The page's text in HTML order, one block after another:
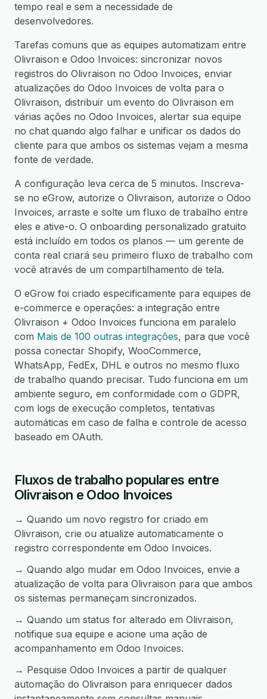
tempo real e sem a necessidade de
desenvolvedores.
Tarefas comuns que as equipes automatizam entre
Olivraison e Odoo Invoices: sincronizar novos
registros do Olivraison no Odoo Invoices, enviar
atualizações do Odoo Invoices de volta para o
Olivraison, distribuir um evento do Olivraison em
várias ações no Odoo Invoices, alertar sua equipe
no chat quando algo falhar e unificar os dados do
cliente para que ambos os sistemas vejam a mesma
fonte de verdade.
A configuração leva cerca de 5 minutos. Inscreva-
se no eGrow, autorize o Olivraison, autorize o Odoo
Invoices, arraste e solte um fluxo de trabalho entre
eles e ative-o. O onboarding personalizado gratuito
está incluído em todos os planos — um gerente de
conta real criará seu primeiro fluxo de trabalho com
você através de um compartilhamento de tela.
O eGrow foi criado especificamente para equipes de
e-commerce e operações: a integração entre
Olivraison + Odoo Invoices funciona em paralelo
com Mais de 100 outras integrações, para que você
possa conectar Shopify, WooCommerce,
WhatsApp, FedEx, DHL e outros no mesmo fluxo
de trabalho quando precisar. Tudo funciona em um
ambiente seguro, em conformidade com o GDPR,
com logs de execução completos, tentativas
automáticas em caso de falha e controle de acesso
baseado em OAuth.
Fluxos de trabalho populares entre
Olivraison e Odoo Invoices
→ Quando um novo registro for criado em
Olivraison, crie ou atualize automaticamente o
registro correspondente em Odoo Invoices.
→ Quando algo mudar em Odoo Invoices, envie a
atualização de volta para Olivraison para que ambos
os sistemas permaneçam sincronizados.
→ Quando um status for alterado em Olivraison,
notifique sua equipe e acione uma ação de
acompanhamento em Odoo Invoices.
→ Pesquise Odoo Invoices a partir de qualquer
automação do Olivraison para enriquecer dados